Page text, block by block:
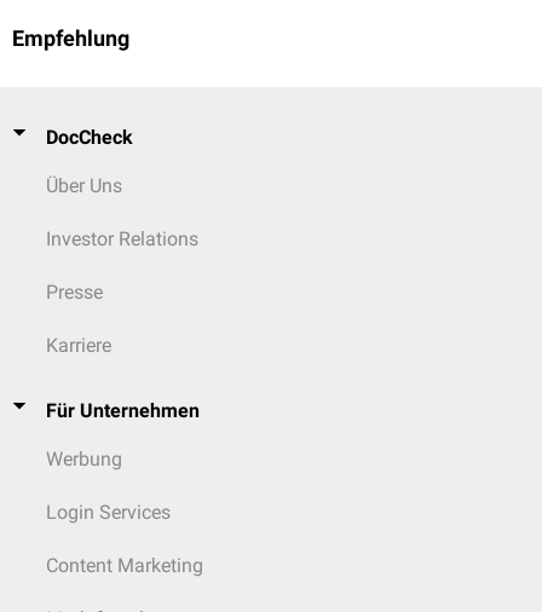
Empfehlung
DocCheck
Über Uns
Investor Relations
Presse
Karriere
Für Unternehmen
Werbung
Login Services
Content Marketing